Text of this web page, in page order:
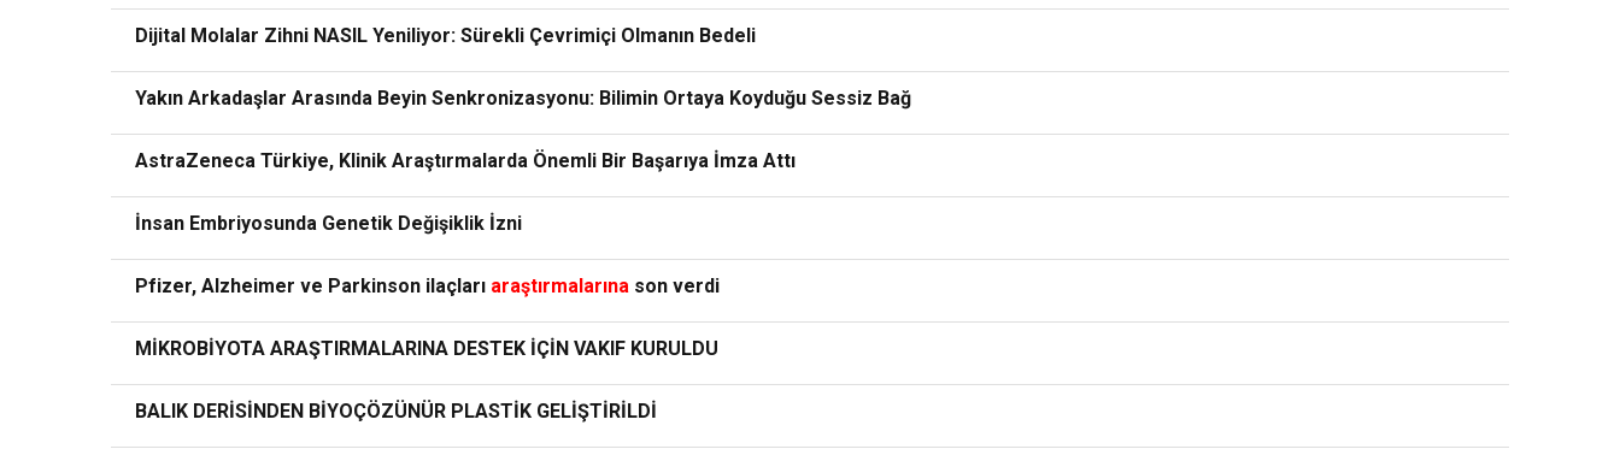
Dijital Molalar Zihni NASIL Yeniliyor: Sürekli Çevrimiçi Olmanın Bedeli
Yakın Arkadaşlar Arasında Beyin Senkronizasyonu: Bilimin Ortaya Koyduğu Sessiz Bağ
AstraZeneca Türkiye, Klinik Araştırmalarda Önemli Bir Başarıya İmza Attı
İnsan Embriyosunda Genetik Değişiklik İzni
Pfizer, Alzheimer ve Parkinson ilaçları araştırmalarına son verdi
MİKROBİYOTA ARAŞTIRMALARINA DESTEK İÇİN VAKIF KURULDU
BALIK DERİSİNDEN BİYOÇÖZÜNÜR PLASTİK GELİŞTİRİLDİ